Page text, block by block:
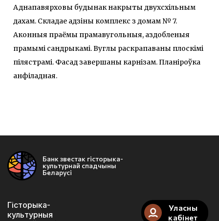
Аднапавярховы будынак накрыты двухсхільным
дахам. Складае адзіны комплекс з домам № 7.
Аконныя праёмы прамавугольныя, аздобленыя
прамымі сандрыкамі. Вуглы раскрапаваны плоскімі
пілястрамі. Фасад завершаны карнізам. Планіроўка
анфіладная.
Банк звестак гісторыка-
культурнай спадчыны
Беларусі
Гісторыка-
культурныя
Уласны
кабінет